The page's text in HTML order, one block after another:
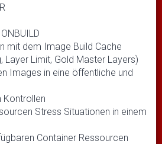
mit dem Image Build Cache
Layer Limit, Gold Master Layers)
Images in eine öffentliche und
Kontrollen
Stress Situationen in einem
Container Ressourcen